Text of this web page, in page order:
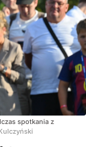
spotkania z